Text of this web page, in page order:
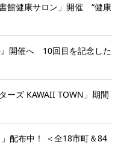
館健康サロン」開催 “健康
開催へ 10回目を記念した
ーズ KAWAII TOWN」期間
配布中！ ＜全18市町＆84